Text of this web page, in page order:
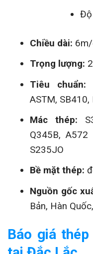
Độ
Chiều dài:
Trọng lượng:
Tiêu chuẩn:
ASTM, SB410,
Mác thép:
Q345B, A572
S235JO
Bề mặt thép:
Nguồn gốc
Bản, Hàn
Báo giá